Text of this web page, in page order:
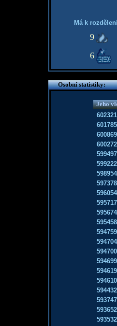
Má k
9
6
Osobní statistiky:
Jeho
602321
601785
600869
600272
599497
599222
598954
597378
596054
595717
595674
595458
594759
594704
594700
594699
594619
594610
594432
593747
593652
593532